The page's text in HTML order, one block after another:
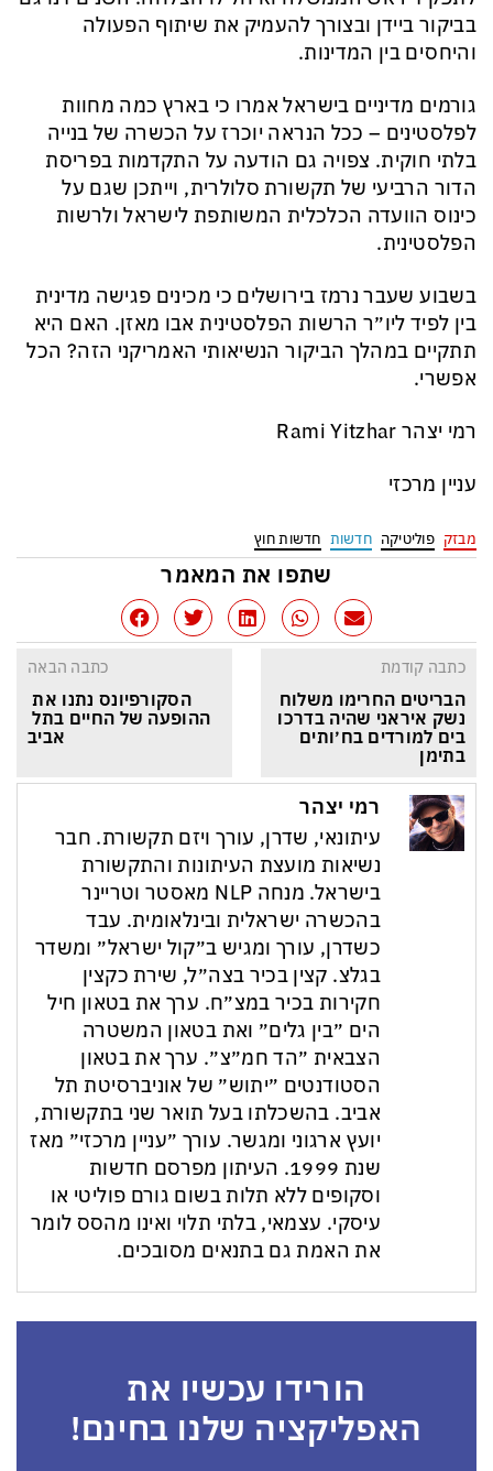
בביקור ביידן ובצורך להעמיק את שיתוף הפעולה
והיחסים בין המדינות.
גורמים מדיניים בישראל אמרו כי בארץ כמה מחוות
לפלסטינים – ככל הנראה יוכרז על הכשרה של בנייה
בלתי חוקית. צפויה גם הודעה על התקדמות בפריסת
הדור הרביעי של תקשורת סלולרית, וייתכן שגם על
כינוס הוועדה הכלכלית המשותפת לישראל ולרשות
הפלסטינית.
בשבוע שעבר נרמז בירושלים כי מכינים פגישה מדינית
בין לפיד ליו״ר הרשות הפלסטינית אבו מאזן. האם היא
תתקיים במהלך הביקור הנשיאותי האמריקני הזה? הכל
אפשרי.
רמי יצהר Rami Yitzhar
עניין מרכזי
מבזק פוליטיקה חדשות חדשות חוץ
שתפו את המאמר
כתבה קודמת
הבריטים החרימו משלוח
נשק איראני שהיה בדרכו
בים למורדים בח׳ותים
בתימן
כתבה הבאה
הסקורפיונס נתנו את
ההופעה של החיים בתל
אביב
רמי יצהר
עיתונאי, שדרן, עורך ויזם תקשורת. חבר
נשיאות מועצת העיתונות והתקשורת
בישראל. מנחה NLP מאסטר וטריינר
בהכשרה ישראלית ובינלאומית. עבד
כשדרן, עורך ומגיש ב״קול ישראל״ ומשדר
בגלצ. קצין בכיר בצה״ל, שירת כקצין
חקירות בכיר במצ״ח. ערך את בטאון חיל
הים ״בין גלים״ ואת בטאון המשטרה
הצבאית ״הד חמ״צ״. ערך את בטאון
הסטודנטים ״יתוש״ של אוניברסיטת תל
אביב. בהשכלתו בעל תואר שני בתקשורת,
יועץ ארגוני ומגשר. עורך ״עניין מרכזי״ מאז
שנת 1999. העיתון מפרסם חדשות
וסקופים ללא תלות בשום גורם פוליטי או
עיסקי. עצמאי, בלתי תלוי ואינו מהסס לומר
את האמת גם בתנאים מסובכים.
הורידו עכשיו את
האפליקציה שלנו בחינם!